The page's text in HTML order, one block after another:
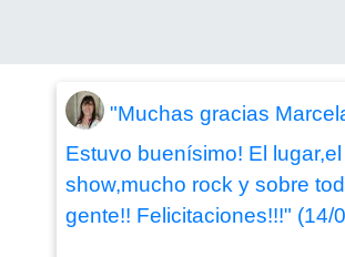
"Muchas gracias
Estuvo buenísimo! El lugar,el
show,mucho rock y sobre
gente!! Felicitaciones!!!" (14/